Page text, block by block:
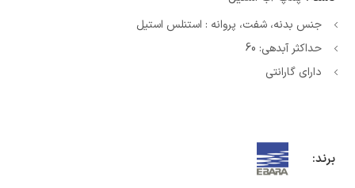
جنس بدنه، شفت، پروانه : استنلس استیل
حداکثر آبدهی: 60
دارای گارانتی
برند: